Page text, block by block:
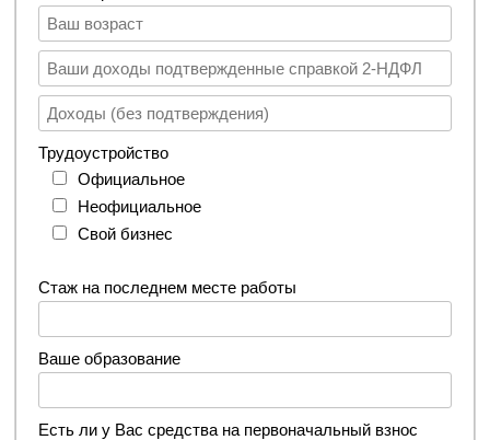
Трудоустройство
Официальное
Неофициальное
Свой бизнес
Стаж на последнем месте работы
Ваше образование
Есть ли у Вас средства на первоначальный взнос